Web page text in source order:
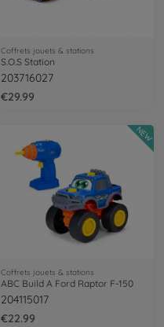
Coffrets jouets & stations
S.O.S Station
203716027
€29.99
Coffrets jouets & stations
ABC Build A Ford Raptor F-150
204115017
€22.99
NEW